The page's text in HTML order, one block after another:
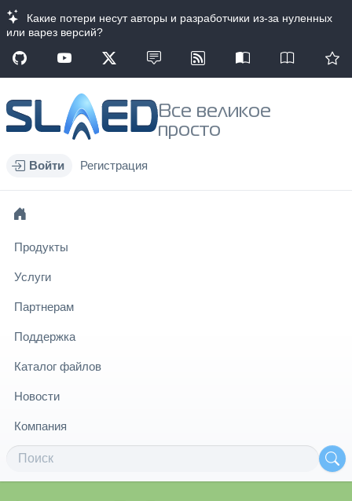
Какие потери несут авторы и разработчики из-за нуленных
или варез версий?
Все великое
просто
Войти Регистрация
Продукты
Услуги
Партнерам
Поддержка
Каталог файлов
Новости
Компания